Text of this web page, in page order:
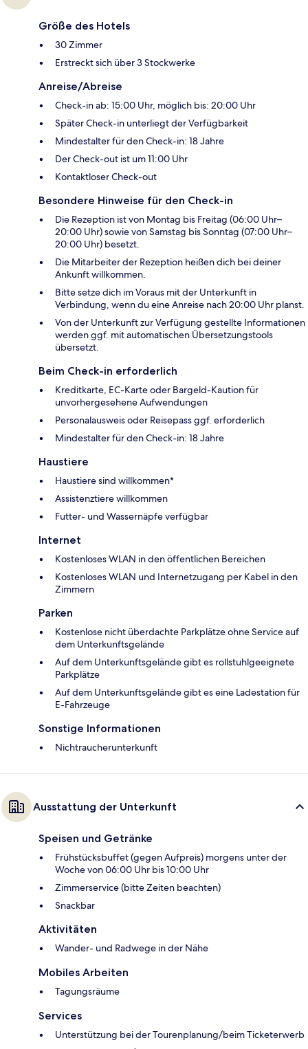
Größe des Hotels
30 Zimmer
Erstreckt sich über 3 Stockwerke
Anreise/Abreise
Check-in ab: 15:00 Uhr, möglich bis: 20:00 Uhr
Später Check-in unterliegt der Verfügbarkeit
Mindestalter für den Check-in: 18 Jahre
Der Check-out ist um 11:00 Uhr
Kontaktloser Check-out
Besondere Hinweise für den Check-in
Die Rezeption ist von Montag bis Freitag (06:00 Uhr–
20:00 Uhr) sowie von Samstag bis Sonntag (07:00 Uhr–
20:00 Uhr) besetzt.
Die Mitarbeiter der Rezeption heißen dich bei deiner
Ankunft willkommen.
Bitte setze dich im Voraus mit der Unterkunft in
Verbindung, wenn du eine Anreise nach 20:00 Uhr planst.
Von der Unterkunft zur Verfügung gestellte Informationen
werden ggf. mit automatischen Übersetzungstools
übersetzt.
Beim Check-in erforderlich
Kreditkarte, EC-Karte oder Bargeld-Kaution für
unvorhergesehene Aufwendungen
Personalausweis oder Reisepass ggf. erforderlich
Mindestalter für den Check-in: 18 Jahre
Haustiere
Haustiere sind willkommen*
Assistenztiere willkommen
Futter- und Wassernäpfe verfügbar
Internet
Kostenloses WLAN in den öffentlichen Bereichen
Kostenloses WLAN und Internetzugang per Kabel in den
Zimmern
Parken
Kostenlose nicht überdachte Parkplätze ohne Service auf
dem Unterkunftsgelände
Auf dem Unterkunftsgelände gibt es rollstuhlgeeignete
Parkplätze
Auf dem Unterkunftsgelände gibt es eine Ladestation für
E-Fahrzeuge
Sonstige Informationen
Nichtraucherunterkunft
Ausstattung der Unterkunft
Speisen und Getränke
Frühstücksbuffet (gegen Aufpreis) morgens unter der
Woche von 06:00 Uhr bis 10:00 Uhr
Zimmerservice (bitte Zeiten beachten)
Snackbar
Aktivitäten
Wander- und Radwege in der Nähe
Mobiles Arbeiten
Tagungsräume
Services
Unterstützung bei der Tourenplanung/beim Ticketerwerb